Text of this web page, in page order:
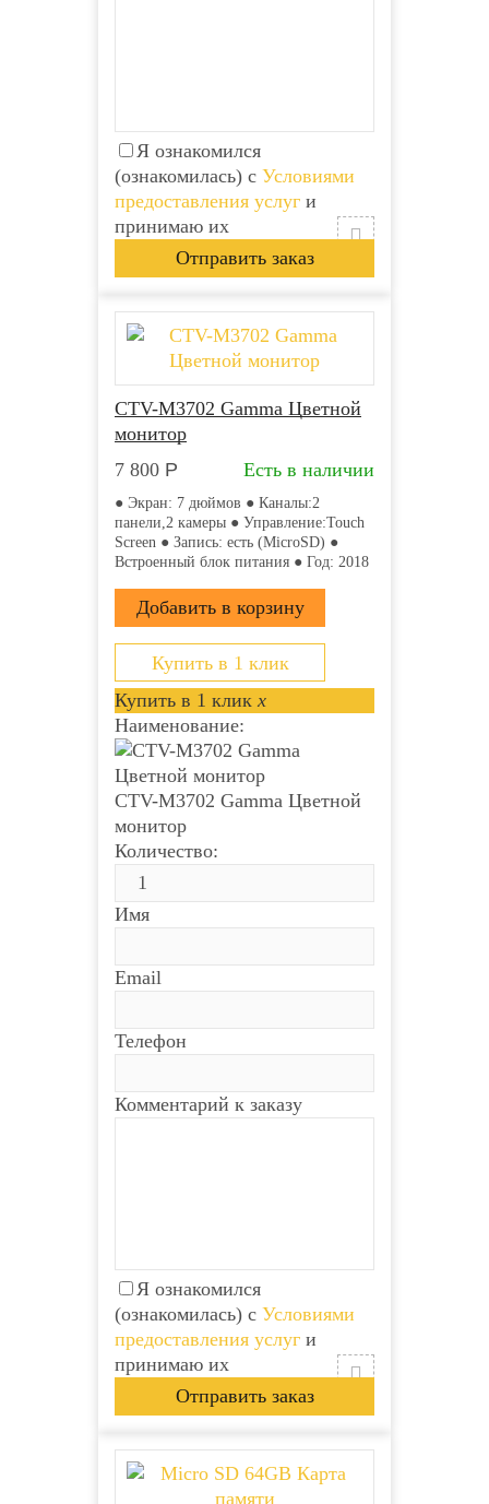
Я ознакомился
(ознакомилась) с Условиями
предоставления услуг и
принимаю их
CTV-M3702 Gamma Цветной
монитор
7 800 Р Есть в наличии
● Экран: 7 дюймов ● Каналы:2
панели,2 камеры ● Управление:Touch
Screen ● Запись: есть (MicroSD) ●
Встроенный блок питания ● Год: 2018
Купить в 1 клик
Купить в 1 клик x
Наименование:
CTV-M3702 Gamma Цветной
монитор
Количество:
Имя
Email
Телефон
Комментарий к заказу
Я ознакомился
(ознакомилась) с Условиями
предоставления услуг и
принимаю их